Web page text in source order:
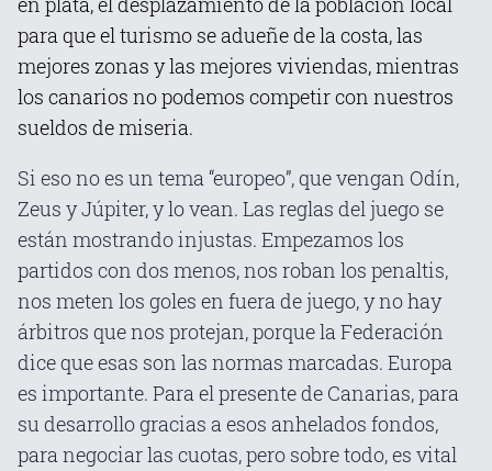
para que el turismo se adueñe de la costa, las
mejores zonas y las mejores viviendas, mientras
los canarios no podemos competir con nuestros
sueldos de miseria.
Si eso no es un tema “europeo”, que vengan Odín,
Zeus y Júpiter, y lo vean. Las reglas del juego se
están mostrando injustas. Empezamos los
partidos con dos menos, nos roban los penaltis,
nos meten los goles en fuera de juego, y no hay
árbitros que nos protejan, porque la Federación
dice que esas son las normas marcadas. Europa
es importante. Para el presente de Canarias, para
su desarrollo gracias a esos anhelados fondos,
para negociar las cuotas, pero sobre todo, es vital